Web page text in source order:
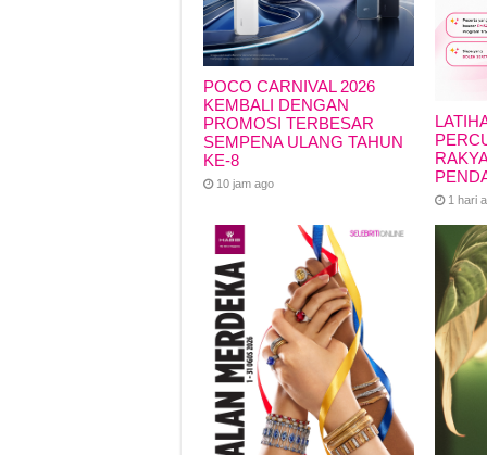
POCO CARNIVAL 2026
KEMBALI DENGAN
PROMOSI TERBESAR
SEMPENA ULANG TAHUN
KE-8
10 jam ago
1 hari